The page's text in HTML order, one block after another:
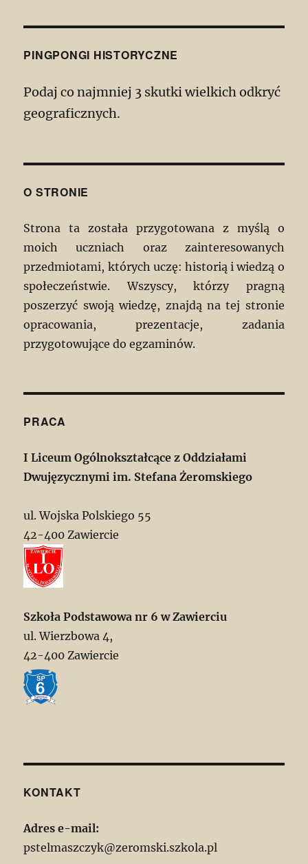
PINGPONGI HISTORYCZNE
Podaj co najmniej 3 skutki wielkich odkryć
geograficznych.
O STRONIE
Strona ta została przygotowana z myślą o
moich uczniach oraz zainteresowanych
przedmiotami, których uczę: historią i wiedzą o
społeczeństwie. Wszyscy, którzy pragną
poszerzyć swoją wiedzę, znajdą na tej stronie
opracowania, prezentacje, zadania
przygotowujące do egzaminów.
PRACA
I Liceum Ogólnokształcące z Oddziałami
Dwujęzycznymi im. Stefana Żeromskiego
ul. Wojska Polskiego 55
42-400 Zawiercie
Szkoła Podstawowa nr 6 w Zawierciu
ul. Wierzbowa 4,
42-400 Zawiercie
KONTAKT
Adres e-mail:
pstelmaszczyk@zeromski.szkola.pl